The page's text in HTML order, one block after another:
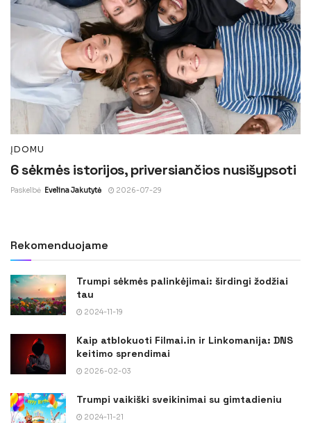
ĮDOMU
6 sėkmės istorijos, priversiančios nusišypsoti
Paskelbė Evelina Jakutytė 2026-07-29
Rekomenduojame
Trumpi sėkmės palinkėjimai: širdingi žodžiai
tau
2024-11-19
Kaip atblokuoti Filmai.in ir Linkomanija: DNS
keitimo sprendimai
2026-02-03
Trumpi vaikiški sveikinimai su gimtadieniu
2024-11-21